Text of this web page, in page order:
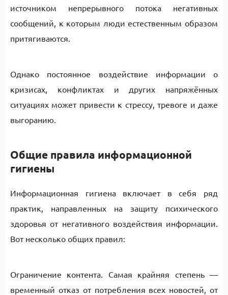
источником непрерывного потока негативных
сообщений, к которым люди естественным образом
притягиваются.
Однако постоянное воздействие информации о
кризисах, конфликтах и других напряжённых
ситуациях может привести к стрессу, тревоге и даже
выгоранию.
Общие правила информационной
гигиены
Информационная гигиена включает в себя ряд
практик, направленных на защиту психического
здоровья от негативного воздействия информации.
Вот несколько общих правил:
Ограничение контента. Самая крайняя степень —
временный отказ от потребления всех новостей, от